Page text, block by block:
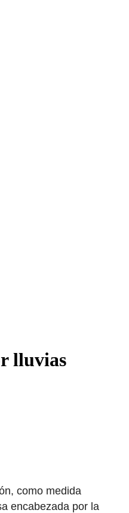
lluvias
como medida
encabezada por la